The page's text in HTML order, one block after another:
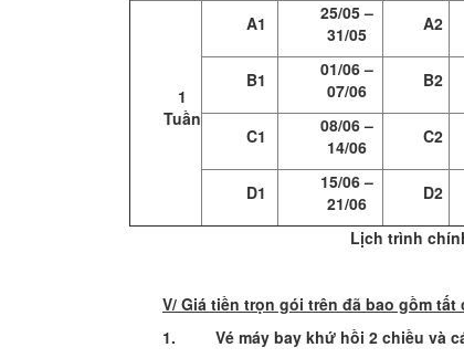
1
Tuần
A1
25/05 –
31/05
A2
B1
01/06 –
07/06
B2
C1
08/06 –
14/06
C2
D1
15/06 –
21/06
D2
Lịch trình
V/ Giá tiền trọn gói trên đã bao gồm
1. Vé máy bay khứ hồi 2 chiều và